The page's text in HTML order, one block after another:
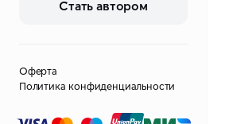
Стать автором
Оферта
Политика конфиденциальности